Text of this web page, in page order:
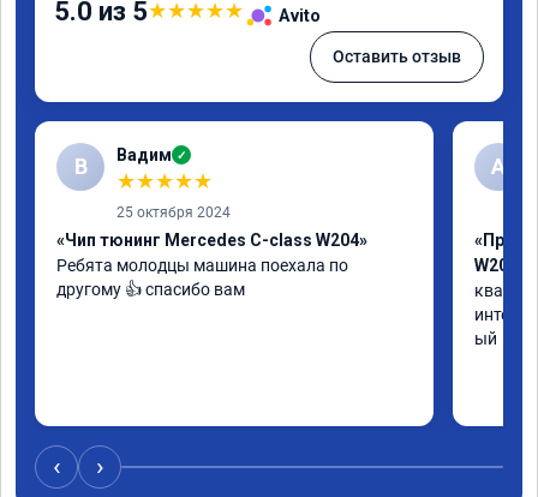
5.0 из 5★★★★★ Avito
Оставить отзыв
В Вадим ✓
★★★★★
25 октября 2024
«Чип тюнинг Mercedes C-class W204»
Ребята молодцы машина поехала по
другому 👍 спасибо вам
А
W205»
ый
‹ ›